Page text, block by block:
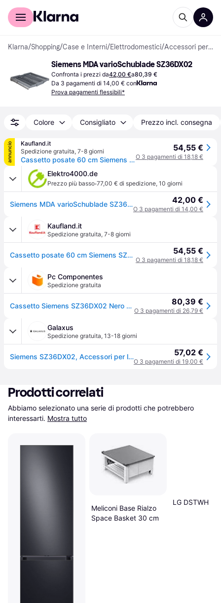
Per il tuo shopping
Klarna/Shopping/Case e Interni/Elettrodomestici/ Accessori per Elettrodomestici Bianchi
Siemens MDA varioSchublade SZ36DX02
Confronta i prezzi da42,00 €a80,39 €
Da 3 pagamenti di 14,00 € con
Prova pagamenti flessibili*
Colore Consigliato Prezzo incl. consegna
annuncio
Kaufland.it
Spedizione gratuita, 7-8 giorni
Cassetto posate 60 cm Siemens SZ36DX02
54,55 €
O 3 pagamenti di 18,18 €
Elektro4000.de
Prezzo più basso·77,00 € di spedizione, 10 giorni
Siemens MDA varioSchublade SZ36DX02 42,00 €
O 3 pagamenti di 14,00 €
Kaufland.it
Spedizione gratuita, 7-8 giorni
Cassetto posate 60 cm Siemens SZ36DX02 54,55 €
O 3 pagamenti di 18,18 €
Pc Componentes
Spedizione gratuita
Cassetto Siemens SZ36DX02 Nero 660x700 mm 80,39 €
O 3 pagamenti di 26,79 €
Galaxus
Spedizione gratuita, 13-18 giorni
Siemens SZ36DX02, Accessori per lavastoviglie, Nero 57,02 €
O 3 pagamenti di 19,00 €
Prodotti correlati
Abbiamo selezionato una serie di prodotti che potrebbero
interessarti. Mostra tutto
Meliconi Base Rialzo
Space Basket 30 cm
LG DSTWH